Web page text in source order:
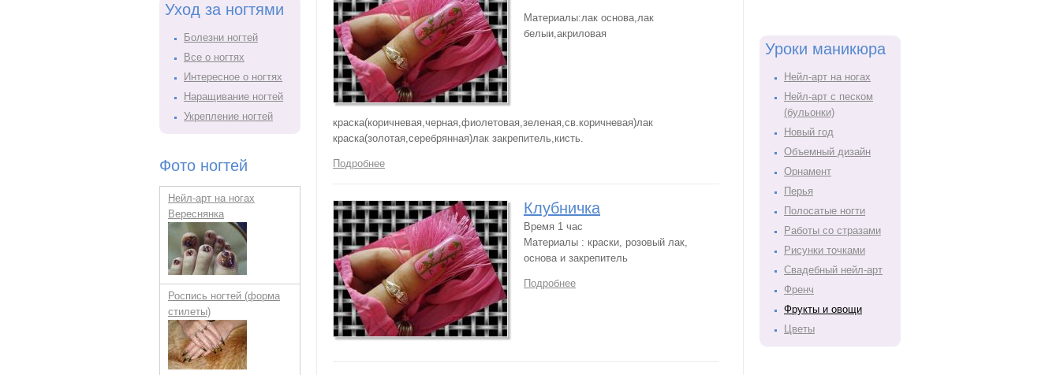
Уход за ногтями
Болезни ногтей
Все о ногтях
Интересное о ногтях
Наращивание ногтей
Укрепление ногтей
Фото ногтей
Нейл-арт на ногах
Вереснянка
Роспись ногтей (форма
стилеты)
Материалы:лак основа,лак
белыи,акриловая
краска(коричневая,черная,фиолетовая,зеленая,св.коричневая)лак
краска(золотая,серебрянная)лак закрепитель,кисть.
Подробнее
Клубничка
Время 1 час
Материалы : краски, розовый лак,
основа и закрепитель
Подробнее
Уроки маникюра
Нейл-арт на ногах
Нейл-арт с песком
(бульонки)
Новый год
Объемный дизайн
Орнамент
Перья
Полосатые ногти
Работы со стразами
Рисунки точками
Свадебный нейл-арт
Френч
Фрукты и овощи
Цветы